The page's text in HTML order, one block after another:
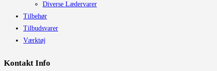
Diverse Lædervarer
Tilbehør
Tilbudsvarer
Værktøj
Kontakt Info